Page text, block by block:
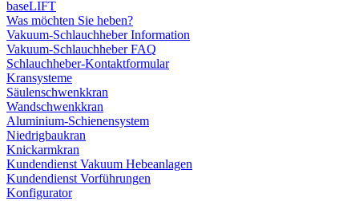
baseLIFT
Was möchten Sie heben?
Vakuum-Schlauchheber Information
Vakuum-Schlauchheber FAQ
Schlauchheber-Kontaktformular
Kransysteme
Säulenschwenkkran
Wandschwenkkran
Aluminium-Schienensystem
Niedrigbaukran
Knickarmkran
Kundendienst Vakuum Hebeanlagen
Kundendienst Vorführungen
Konfigurator